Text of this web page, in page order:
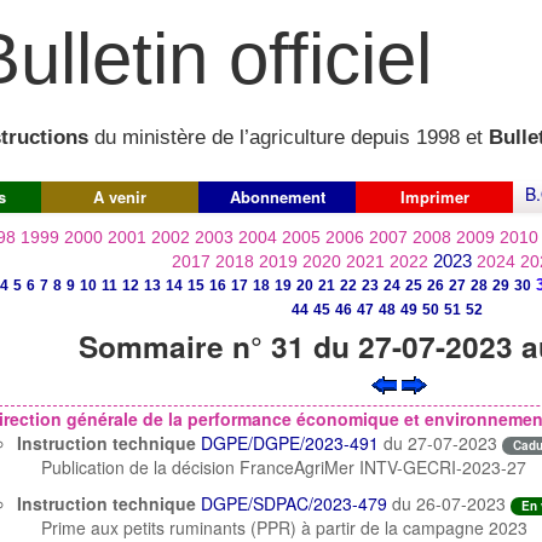
officiel
du ministère de l’agriculture depuis 1998 et
A venir Abonnement Imprimer
1999 2000 2001 2002 2003 2004 2005 2006 2007 2008 2009 2010
2017 2018 2019 2020 2021 2022 2023 2024
4 5 6 7 8 9 10 11 12 13 14 15 16 17 18 19 20 21 22 23 24 25 26 27 28 29 30
44 45 46 47 48 49 50 51 52
Sommaire n° 31 du 27-07-2023
générale de la performance économique et
Instruction technique DGPE/DGPE/2023-491 du 27-07-2023
Publication de la décision FranceAgriMer INTV-GECRI-2023-27
Instruction technique DGPE/SDPAC/2023-479 du 26-07-2023 En
Prime aux petits ruminants (PPR) à partir de la campagne 2023